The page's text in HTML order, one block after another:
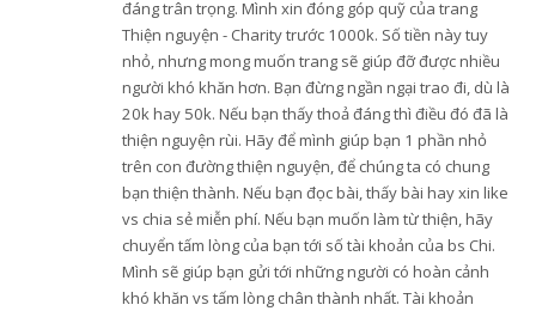
đáng trân trọng. Mình xin đóng góp quỹ của trang
Thiện nguyện - Charity trước 1000k. Số tiền này tuy
nhỏ, nhưng mong muốn trang sẽ giúp đỡ được nhiều
người khó khăn hơn. Bạn đừng ngần ngại trao đi, dù là
20k hay 50k. Nếu bạn thấy thoả đáng thì điều đó đã là
thiện nguyện rùi. Hãy để mình giúp bạn 1 phần nhỏ
trên con đường thiện nguyện, để chúng ta có chung
bạn thiện thành. Nếu bạn đọc bài, thấy bài hay xin like
vs chia sẻ miễn phí. Nếu bạn muốn làm từ thiện, hãy
chuyển tấm lòng của bạn tới số tài khoản của bs Chi.
Mình sẽ giúp bạn gửi tới những người có hoàn cảnh
khó khăn vs tấm lòng chân thành nhất. Tài khoản